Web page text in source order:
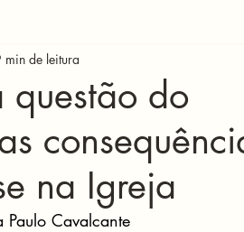
questão do
na Igreja
min de leitura
Paulo Cavalcante